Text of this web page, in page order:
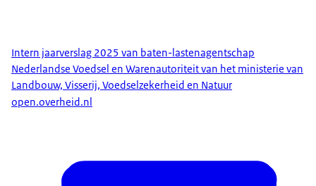
Intern jaarverslag 2025 van baten-lastenagentschap
Nederlandse Voedsel en Warenautoriteit van het ministerie van
Landbouw, Visserij, Voedselzekerheid en Natuur
open.overheid.nl